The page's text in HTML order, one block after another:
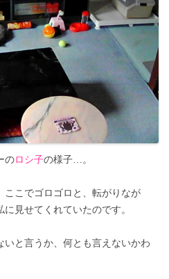
のロシ子の様子…。
ここでゴロゴロと、転がりなが
見せてくれていたのです。
と言うか、何とも言えないかわ